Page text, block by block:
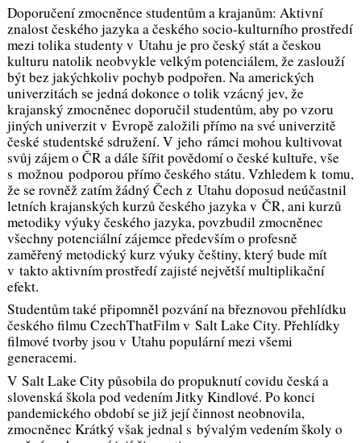
Doporučení zmocněnce studentům a krajanům: Aktivní
znalost českého jazyka a českého socio-kulturního prostředí
mezi tolika studenty v Utahu je pro český stát a českou
kulturu natolik neobvykle velkým potenciálem, že zaslouží
být bez jakýchkoliv pochyb podpořen. Na amerických
univerzitách se jedná dokonce o tolik vzácný jev, že
krajanský zmocněnec doporučil studentům, aby po vzoru
jiných univerzit v Evropě založili přímo na své univerzitě
české studentské sdružení. V jeho rámci mohou kultivovat
svůj zájem o ČR a dále šířit povědomí o české kultuře, vše
s možnou podporou přímo českého státu. Vzhledem k tomu,
že se rovněž zatím žádný Čech z Utahu doposud neúčastnil
letních krajanských kurzů českého jazyka v ČR, ani kurzů
metodiky výuky českého jazyka, povzbudil zmocněnec
všechny potenciální zájemce především o profesně
zaměřený metodický kurz výuky češtiny, který bude mít
v takto aktivním prostředí zajisté největší multiplikační
efekt.
Studentům také připomněl pozvání na březnovou přehlídku
českého filmu CzechThatFilm v Salt Lake City. Přehlídky
filmové tvorby jsou v Utahu populární mezi všemi
generacemi.
V Salt Lake City působila do propuknutí covidu česká a
slovenská škola pod vedením Jitky Kindlové. Po konci
pandemického období se již její činnost neobnovila,
zmocněnec Krátký však jednal s bývalým vedením školy o